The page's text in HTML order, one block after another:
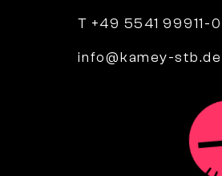
T +49 5541 99911-0
info@kamey-stb.de